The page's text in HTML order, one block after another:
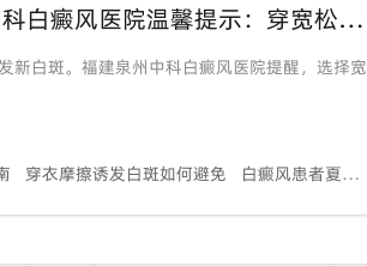
「夏日同形反应高发」穿衣摩擦也需警惕！福建泉州中科白癜风医院温馨提示：穿宽松衣物，避免外伤诱发白斑
新白斑。福建泉州中科白癜风医院提醒，选择宽
穿衣摩擦诱发白斑如何避免 白癜风患者夏季衣物选择技巧